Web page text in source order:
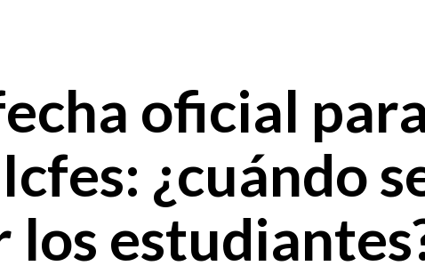
oficial
¿cuándo
los